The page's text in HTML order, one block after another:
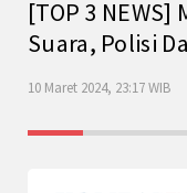
[TOP 3
Suara, Polisi
10 Maret 2024, 23:17 WIB